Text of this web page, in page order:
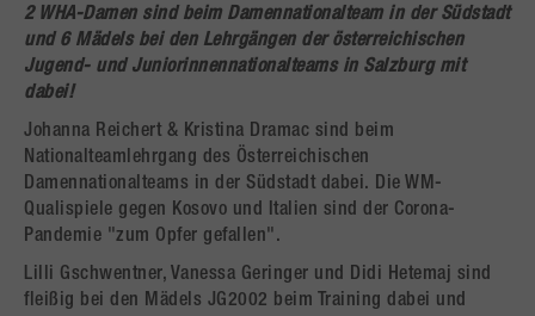
2 WHA-Damen sind beim Damennationalteam in der Südstadt
und 6 Mädels bei den Lehrgängen der österreichischen
Jugend- und Juniorinnennationalteams in Salzburg mit
dabei!
Johanna Reichert & Kristina Dramac sind beim
Nationalteamlehrgang des Österreichischen
Damennationalteams in der Südstadt dabei. Die WM-
Qualispiele gegen Kosovo und Italien sind der Corona-
Pandemie "zum Opfer gefallen".
Lilli Gschwentner, Vanessa Geringer und Didi Hetemaj sind
fleißig bei den Mädels JG2002 beim Training dabei und